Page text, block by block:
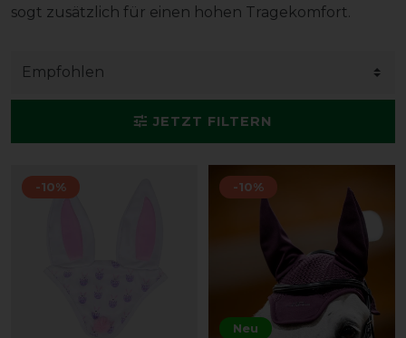
sogt zusätzlich für einen hohen Tragekomfort.
JETZT FILTERN
-10%
Neu
-10%